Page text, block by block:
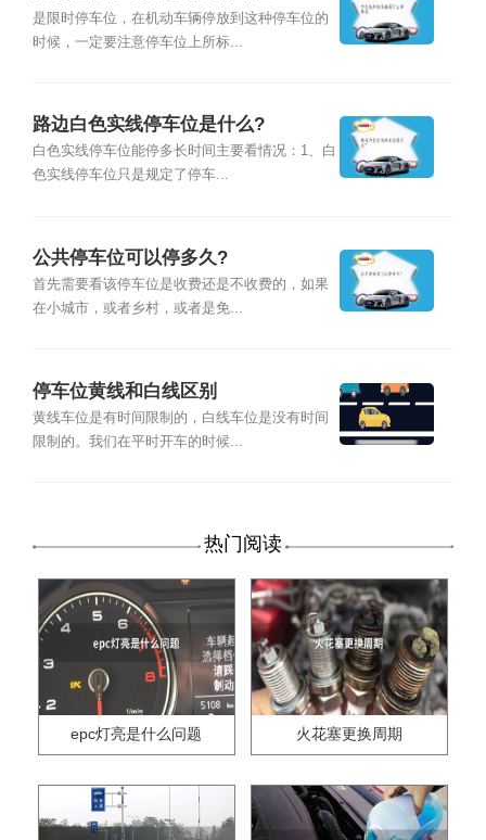
是限时停车位，在机动车辆停放到这种停车位的
时候，一定要注意停车位上所标...
路边白色实线停车位是什么?
白色实线停车位能停多长时间主要看情况：1、白
色实线停车位只是规定了停车...
公共停车位可以停多久?
首先需要看该停车位是收费还是不收费的，如果
在小城市，或者乡村，或者是免...
停车位黄线和白线区别
黄线车位是有时间限制的，白线车位是没有时间
限制的。我们在平时开车的时候...
热门阅读
epc灯亮是什么问题 火花塞更换周期